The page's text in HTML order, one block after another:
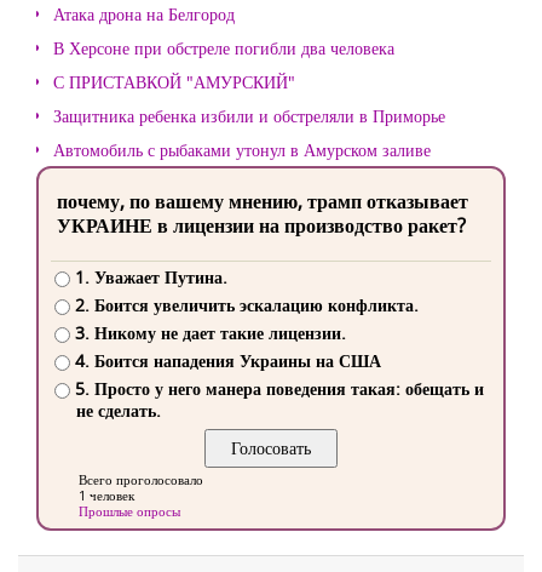
Атака дрона на Белгород
В Херсоне при обстреле погибли два человека
С ПРИСТАВКОЙ "АМУРСКИЙ"
Защитника ребенка избили и обстреляли в Приморье
Автомобиль с рыбаками утонул в Амурском заливе
почему, по вашему мнению, трамп отказывает
УКРАИНЕ в лицензии на производство ракет?
1. Уважает Путина.
2. Боится увеличить эскалацию конфликта.
3. Никому не дает такие лицензии.
4. Боится нападения Украины на США
5. Просто у него манера поведения такая: обещать и
не сделать.
Всего проголосовало
1 человек
Прошлые опросы